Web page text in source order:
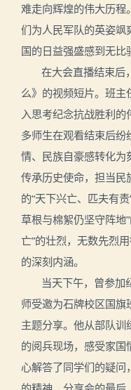
难走向辉煌的伟大历程
们为人民军队的英姿飒
国的日益强盛感到无比
在大会直播结束后
么》的视频短片。班主
入思考纪念抗战胜利
多师生在观看结束后
情、民族自豪感转化为
传承历史使命，担当
的“天下兴亡、匹夫有
草根与棉絮仍坚守阵地
亡”的壮烈，无数先烈
的深刻内涵。
当天下午，曾参加
师受邀为石牌校区国
主题分享。他从部队
的阅兵现场，感受家
心解答了同学们的疑问